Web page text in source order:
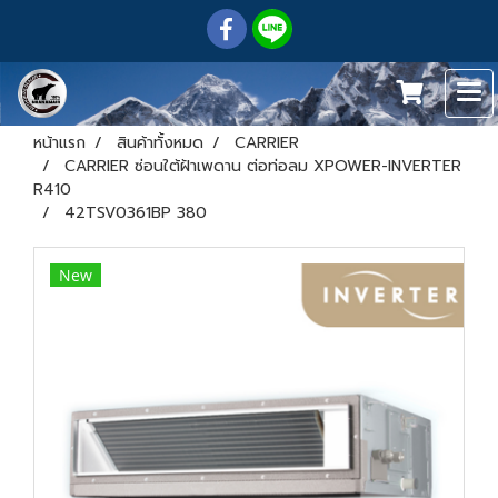
หน้าแรก สินค้าทั้งหมด
CARRIER
CARRIER ซ่อนใต้ฝ้าเพดาน ต่อท่อลม XPOWER-INVERTER
R410
42TSV0361BP 380
New